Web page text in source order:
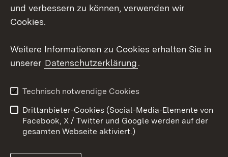
Barrierefreiheit
Benutzungshinweise
Impressum
Cookies
und verbessern zu können, verwenden wir
Cookies.
Weitere Informationen zu Cookies erhalten Sie in
unserer Datenschutzerklärung.
Technisch notwendige Cookies
Drittanbieter-Cookies (Social-Media-Elemente von
Facebook, X / Twitter und Google werden auf der
gesamten Webseite aktiviert.)